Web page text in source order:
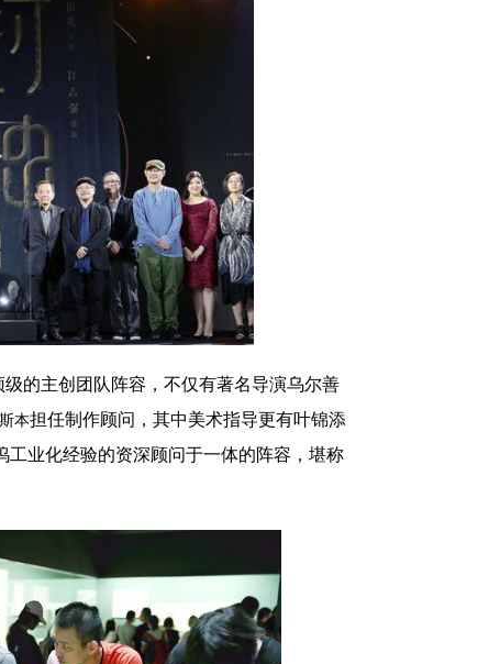
的主创团队阵容，不仅有著名导演乌尔善
本担任制作顾问 ， 其中美术指导更有叶锦添
业化经验的资深顾问于一体的阵容， 堪称